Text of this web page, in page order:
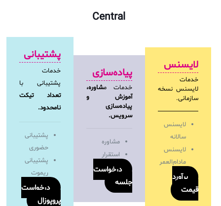
Central
لایسنس
خدمات
لایسنس نسخه
سازمانی.
لایسنس
سالانه
لایسنس
مادام‌العمر
برآورد
قیمت
پیاده‌سازی
خدمات مشاوره،
آموزش و
پیاده‌سازی
سرویس.
مشاوره
استقرار
درخواست
جلسه
پشتیبانی
خدمات
پشتیبانی با
تعداد تیکت
نامحدود.
پشتیبانی
حضوری
پشتیبانی
ریموت
درخواست
پروپوزال